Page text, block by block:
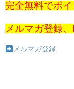
完全無料でポ
メルマガ登録
メルマガ登録